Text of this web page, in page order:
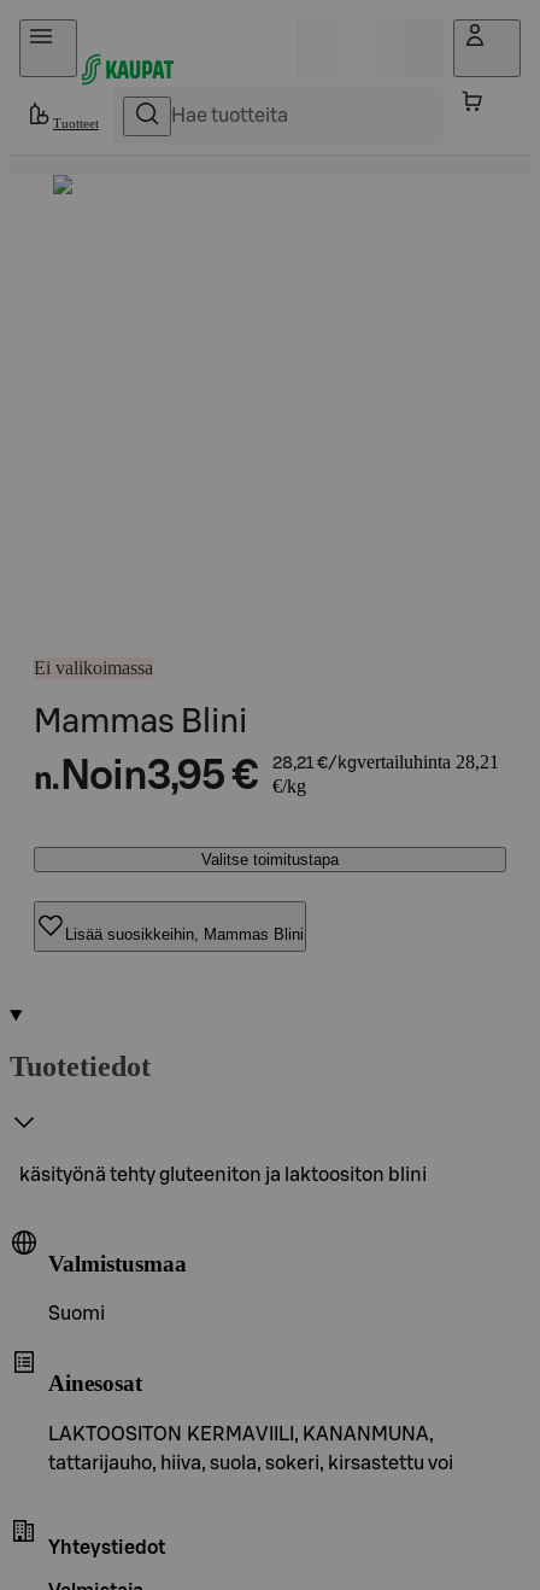
Hyppää sisältöön
Tuotteet
Ei valikoimassa
Mammas Blini
n. Noin3,95 € 28,21 €/kgvertailuhinta 28,21
€/kg
Valitse toimitustapa
Lisää suosikkeihin, Mammas Blini
Tuotetiedot
käsityönä tehty gluteeniton ja laktoositon blini
Valmistusmaa
Suomi
Ainesosat
LAKTOOSITON KERMAVIILI, KANANMUNA,
tattarijauho, hiiva, suola, sokeri, kirsastettu voi
Yhteystiedot